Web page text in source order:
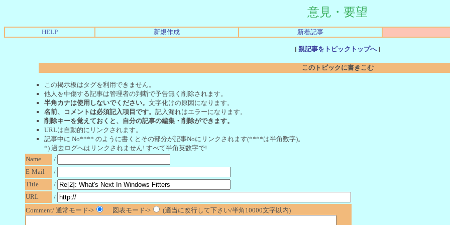
意見・要望
HELP 新規作成 新着記事
[ 親記事をトピックトップへ]
このトピックに書きこむ
この掲示板はタグを利用できません。
他人を中傷する記事は管理者の判断で予告無く削除されます。
半角カナは使用しないでください。 文字化けの原因になります。
名前、コメントは必須記入項目です。 記入漏れはエラーになります。
削除キーを覚えておくと、自分の記事の編集・削除ができます。
URLは自動的にリンクされます。
記事中に No**** のように書くとその部分が記事Noにリンクされます(****は半角数字)。
*) 過去ログへはリンクされません! すべて半角英数字で!
Name
/
E-Mail
/
Title
/
URL
/
Comment/ 通常モード->
図表モード-> (適当に改行して下さい/半角10000文字以内)